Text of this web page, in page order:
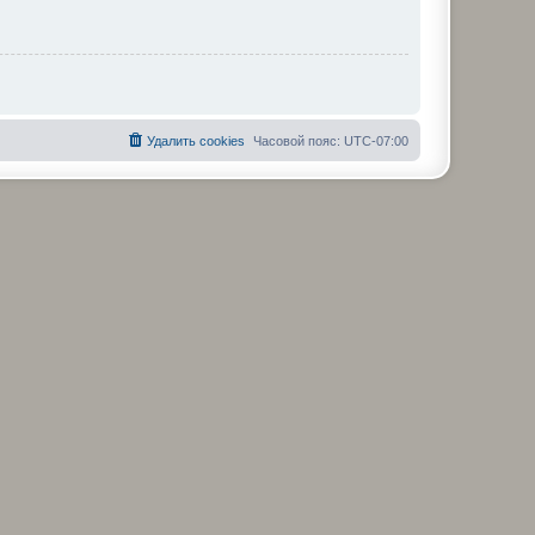
Часовой пояс: UTC-07:00
Удалить cookies